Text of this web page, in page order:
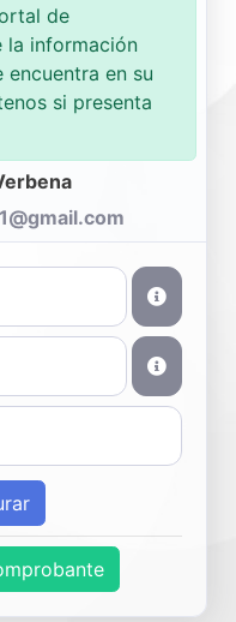
de
la información
encuentra en su
si presenta